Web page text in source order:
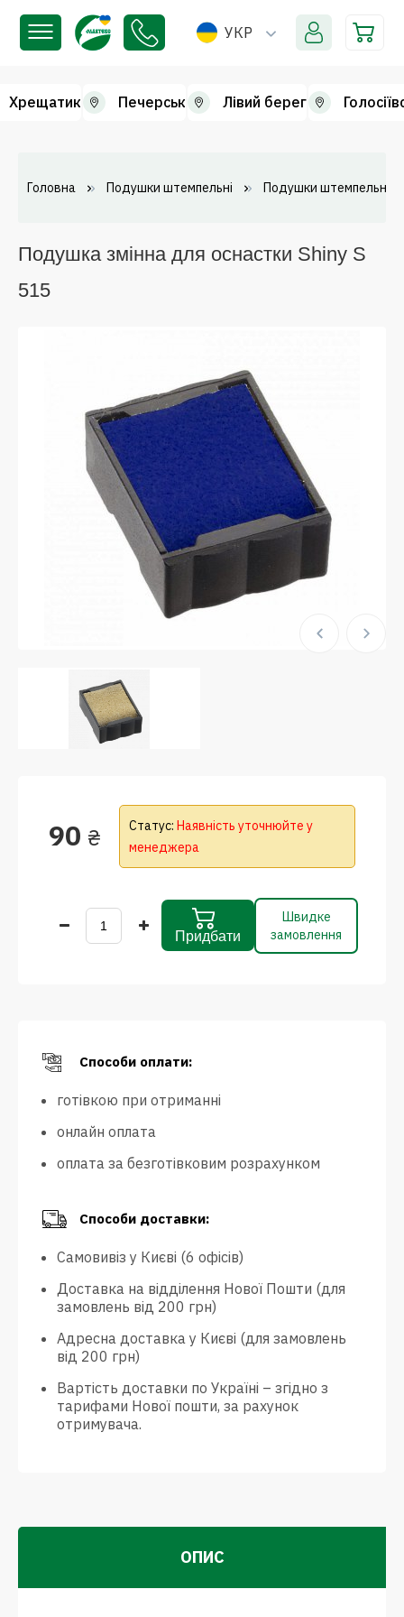
УКР
Хрещатик Печерськ Лівий берег
Головна Подушки штемпельні Подушки штемпельні
Подушка змінна для оснастки Shiny S
515
90 ₴ Статус: Наявність уточнюйте у
менеджера
Придбати
Швидке
замовлення
Способи оплати:
готівкою при отриманні
онлайн оплата
оплата за безготівковим розрахунком
Способи доставки:
Самовивіз у Києві (6 офісів)
Доставка на відділення Нової Пошти (для
замовлень від 200 грн)
Адресна доставка у Києві (для замовлень
від 200 грн)
Вартість доставки по Україні – згідно з
тарифами Нової пошти, за рахунок
отримувача.
ОПИС